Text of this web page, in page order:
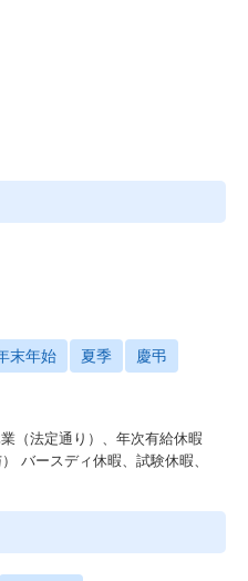
末年始 夏季 慶弔
（法定通り）、年次有給休暇
バースディ休暇、試験休暇、